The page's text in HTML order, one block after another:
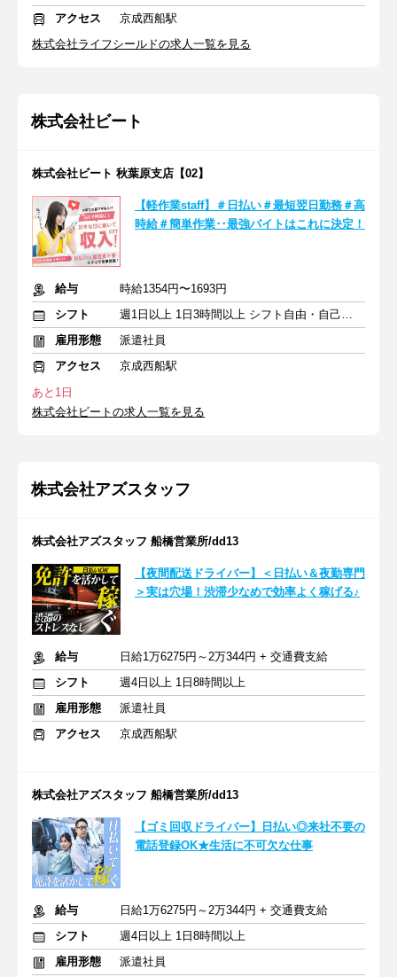
アクセス
京成西船駅
株式会社ライフシールドの求人一覧を見る
株式会社ビート
株式会社ビート 秋葉原支店【02】
【軽作業staff】＃日払い＃最短翌日勤務＃高
時給＃簡単作業‥最強バイトはこれに決定！
給与
時給1354円〜1693円
シフト
週1日以上 1日3時間以上 シフト自由・自己申告
雇用形態
派遣社員
アクセス
京成西船駅
あと1日
株式会社ビートの求人一覧を見る
株式会社アズスタッフ
株式会社アズスタッフ 船橋営業所/dd13
【夜間配送ドライバー】＜日払い＆夜勤専門
＞実は穴場！渋滞少なめで効率よく稼げる♪
給与
日給1万6275円～2万344円 + 交通費支給
シフト
週4日以上 1日8時間以上
雇用形態
派遣社員
アクセス
京成西船駅
株式会社アズスタッフ 船橋営業所/dd13
【ゴミ回収ドライバー】日払い◎来社不要の
電話登録OK★生活に不可欠な仕事
給与
日給1万6275円～2万344円 + 交通費支給
シフト
週4日以上 1日8時間以上
雇用形態
派遣社員